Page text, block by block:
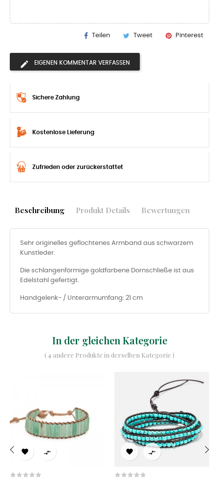
Teilen Tweet Pinterest
EIGENEN KOMMENTAR VERFASSEN
Sichere Zahlung
Kostenlose Lieferung
Zufrieden oder zurückerstattet
Beschreibung Produkt Details Bewertungen
Sehr originelles geflochtenes Armband aus schwarzem
Kunstleder.
Die schlangenförmige goldfarbene Dornschließe ist aus
Edelstahl gefertigt.
Handgelenk- / Unterarmumfang: 21 cm
In der gleichen Kategorie
( 4 andere Produkte in derselben Kategorie )
   